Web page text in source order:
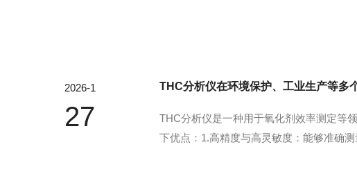
2026-1
27
THC分析仪在环境保护、工业生产等多
THC分析仪是一种用于氧化剂效率测定等
下优点：1.高精度与高灵敏度：能够准确